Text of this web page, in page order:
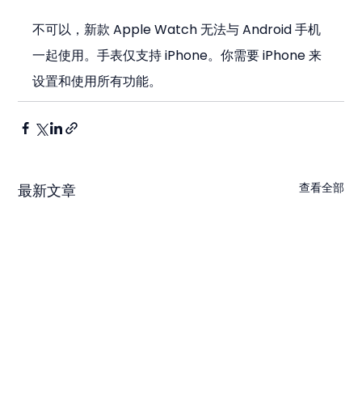
不可以，新款 Apple Watch 无法与 Android 手机
一起使用。手表仅支持 iPhone。你需要 iPhone 来
设置和使用所有功能。
最新文章 查看全部